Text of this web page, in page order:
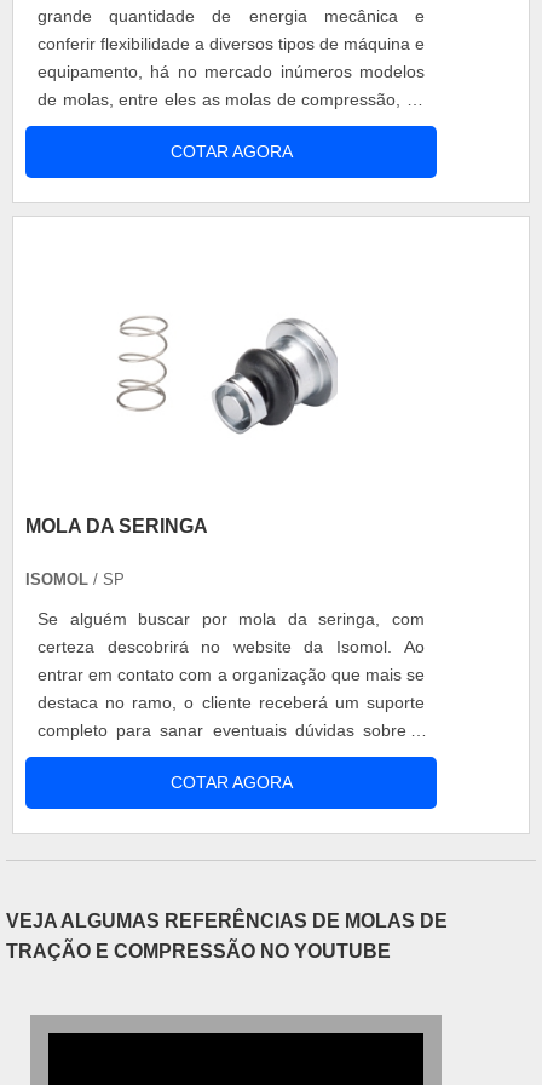
estrutura suficiente para atender todas as
demandas. Esses fatores, somados a um time
com equipe multidisciplinar de consultores
associados e colaboradores eficientes, comprova
grande quantidade de energia mecânica e
conferir flexibilidade a diversos tipos de máquina e
equipamento, há no mercado inúmeros modelos
de molas, entre eles as molas de compressão, as
molas de tração, as molas de torção, as molas
espirais de fita e as molas do tipo prato, cada uma
com características técnicas específicas para
COTAR AGORA
MOLA DA SERINGA
ISOMOL / SP
Se alguém buscar por mola da seringa, com
certeza descobrirá no website da Isomol. Ao
entrar em contato com a organização que mais se
destaca no ramo, o cliente receberá um suporte
completo para sanar eventuais dúvidas sobre o
produto a ser adquirido. Quando a questão é
mola da seringa, com os profissionais da Isomol o
cliente encontrará ótima qualidade e
oferecer aos parceiros uma estrutura com
escritório de alta qualidade onde são realizadas
tenha mola da seringa com proteção.Há muitas
COTAR AGORA
VEJA ALGUMAS REFERÊNCIAS DE MOLAS DE
TRAÇÃO E COMPRESSÃO NO YOUTUBE